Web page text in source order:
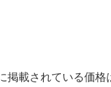
掲載されている価